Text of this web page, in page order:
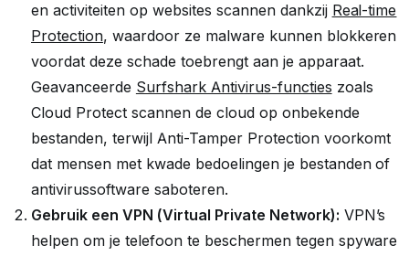
en activiteiten op websites scannen dankzij Real-time
Protection, waardoor ze malware kunnen blokkeren
voordat deze schade toebrengt aan je apparaat.
Geavanceerde Surfshark Antivirus-functies zoals
Cloud Protect scannen de cloud op onbekende
bestanden, terwijl Anti-Tamper Protection voorkomt
dat mensen met kwade bedoelingen je bestanden of
antivirussoftware saboteren.
Gebruik een VPN (Virtual Private Network): VPN’s
helpen om je telefoon te beschermen tegen spyware